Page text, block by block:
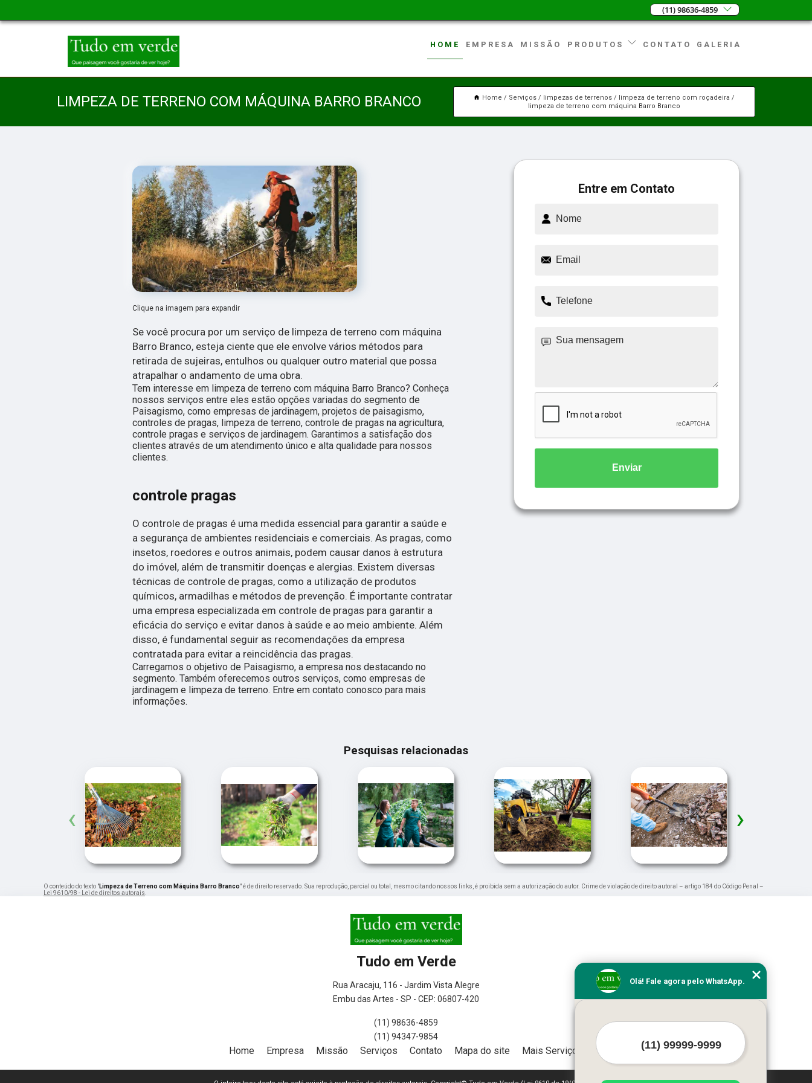
(11) 98636-4859
HOME EMPRESA MISSÃO PRODUTOS CONTATO GALERIA
LIMPEZA DE TERRENO COM MÁQUINA BARRO BRANCO Home Serviços limpezas de terrenos
limpeza de terreno com roçadeira
limpeza de terreno com máquina Barro Branco
Clique na imagem para expandir
Se você procura por um serviço de limpeza de terreno com máquina
Barro Branco, esteja ciente que ele envolve vários métodos para
retirada de sujeiras, entulhos ou qualquer outro material que possa
atrapalhar o andamento de uma obra.
Tem interesse em limpeza de terreno com máquina Barro Branco? Conheça
nossos serviços entre eles estão opções variadas do segmento de
Paisagismo, como empresas de jardinagem, projetos de paisagismo,
controles de pragas, limpeza de terreno, controle de pragas na agricultura,
controle pragas e serviços de jardinagem. Garantimos a satisfação dos
clientes através de um atendimento único e alta qualidade para nossos
clientes.
controle pragas
O controle de pragas é uma medida essencial para garantir a saúde e
a segurança de ambientes residenciais e comerciais. As pragas, como
insetos, roedores e outros animais, podem causar danos à estrutura
do imóvel, além de transmitir doenças e alergias. Existem diversas
técnicas de controle de pragas, como a utilização de produtos
químicos, armadilhas e métodos de prevenção. É importante contratar
uma empresa especializada em controle de pragas para garantir a
eficácia do serviço e evitar danos à saúde e ao meio ambiente. Além
disso, é fundamental seguir as recomendações da empresa
contratada para evitar a reincidência das pragas.
Carregamos o objetivo de Paisagismo, a empresa nos destacando no
segmento. Também oferecemos outros serviços, como empresas de
jardinagem e limpeza de terreno. Entre em contato conosco para mais
informações.
Entre em Contato
Enviar
Pesquisas relacionadas
‹ ›
O conteúdo do texto "Limpeza de Terreno com Máquina Barro Branco" é de direito reservado. Sua reprodução, parcial ou total, mesmo citando nossos links, é proibida sem a autorização do autor. Crime de violação de direito autoral – artigo 184 do Código Penal –
Lei 9610/98 - Lei de direitos autorais
Tudo em Verde
Rua Aracaju, 116 - Jardim Vista Alegre
Embu das Artes - SP - CEP: 06807-420
(11) 98636-4859
(11) 94347-9854
Home Empresa Missão Serviços Contato Mapa do site Mais Serviços
Olá! Fale agora pelo WhatsApp.